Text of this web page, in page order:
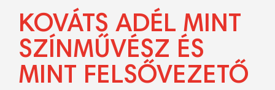
KOVÁTS ADÉL MINT
SZÍNMŰVÉSZ ÉS
MINT FELSŐVEZETŐ